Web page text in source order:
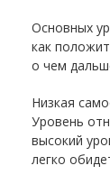
Основных
как
о чем
Низкая
Уровень
высокий
легко